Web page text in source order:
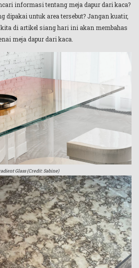
informasi tentang meja dapur dari kaca?
dipakai untuk area tersebut? Jangan kuatir,
di artikel siang hari ini akan membahas
meja dapur dari kaca.
Glass (Credit: Sabine)